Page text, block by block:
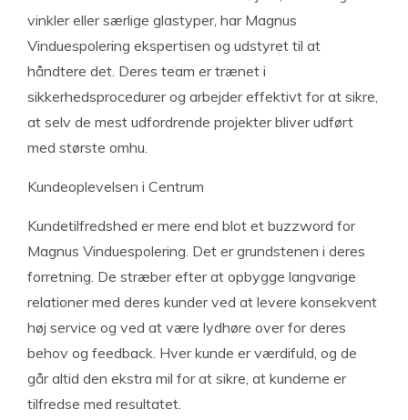
vinkler eller særlige glastyper, har Magnus
Vinduespolering ekspertisen og udstyret til at
håndtere det. Deres team er trænet i
sikkerhedsprocedurer og arbejder effektivt for at sikre,
at selv de mest udfordrende projekter bliver udført
med største omhu.
Kundeoplevelsen i Centrum
Kundetilfredshed er mere end blot et buzzword for
Magnus Vinduespolering. Det er grundstenen i deres
forretning. De stræber efter at opbygge langvarige
relationer med deres kunder ved at levere konsekvent
høj service og ved at være lydhøre over for deres
behov og feedback. Hver kunde er værdifuld, og de
går altid den ekstra mil for at sikre, at kunderne er
tilfredse med resultatet.